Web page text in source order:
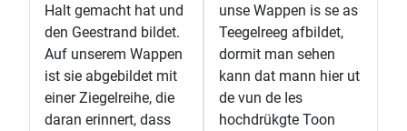
Halt gemacht hat und
den Geestrand bildet.
Auf unserem Wappen
ist sie abgebildet mit
einer Ziegelreihe, die
daran erinnert, dass
unse Wappen is se as
Teegelreeg afbildet,
dormit man sehen
kann dat mann hier ut
de vun de Ies
hochdrükgte Toon